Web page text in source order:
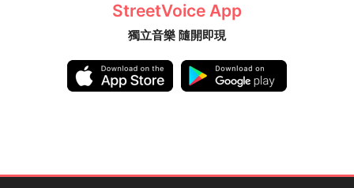
StreetVoice App
獨立音樂 隨開即現